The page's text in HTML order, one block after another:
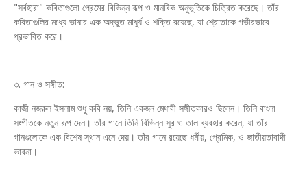
"সর্বহারা" কবিতাগুলো প্রেমের বিভিন্ন রূপ ও মানবিক অনুভূতিকে চিত্রিত করেছে। তাঁর
কবিতাগুলির মধ্যে ভাষার এক অদ্ভুত মাধুর্য ও শক্তি রয়েছে, যা শ্রোতাকে গভীরভাবে
প্রভাবিত করে।
৩. গান ও সঙ্গীত:
কাজী নজরুল ইসলাম শুধু কবি নয়, তিনি একজন মেধাবী সঙ্গীতকারও ছিলেন। তিনি বাংলা
সংগীতকে নতুন রূপ দেন। তাঁর গানে তিনি বিভিন্ন সুর ও তাল ব্যবহার করেন, যা তাঁর
গানগুলোকে এক বিশেষ স্থান এনে দেয়। তাঁর গানে রয়েছে ধর্মীয়, প্রেমিক, ও জাতীয়তাবাদী
ভাবনা।